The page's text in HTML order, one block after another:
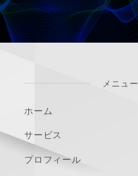
メニュー
ホーム
サービス
プロフィール